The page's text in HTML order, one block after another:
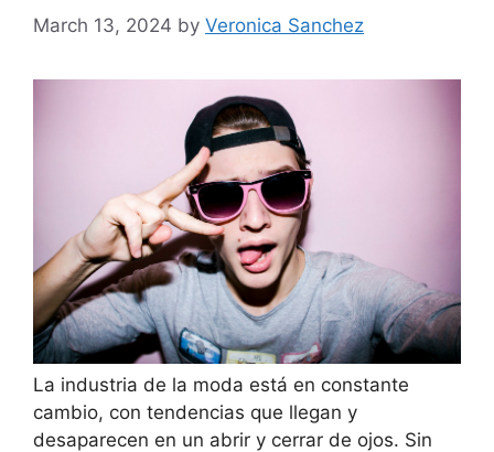
March 13, 2024 by Veronica Sanchez
La industria de la moda está en constante
cambio, con tendencias que llegan y
desaparecen en un abrir y cerrar de ojos. Sin